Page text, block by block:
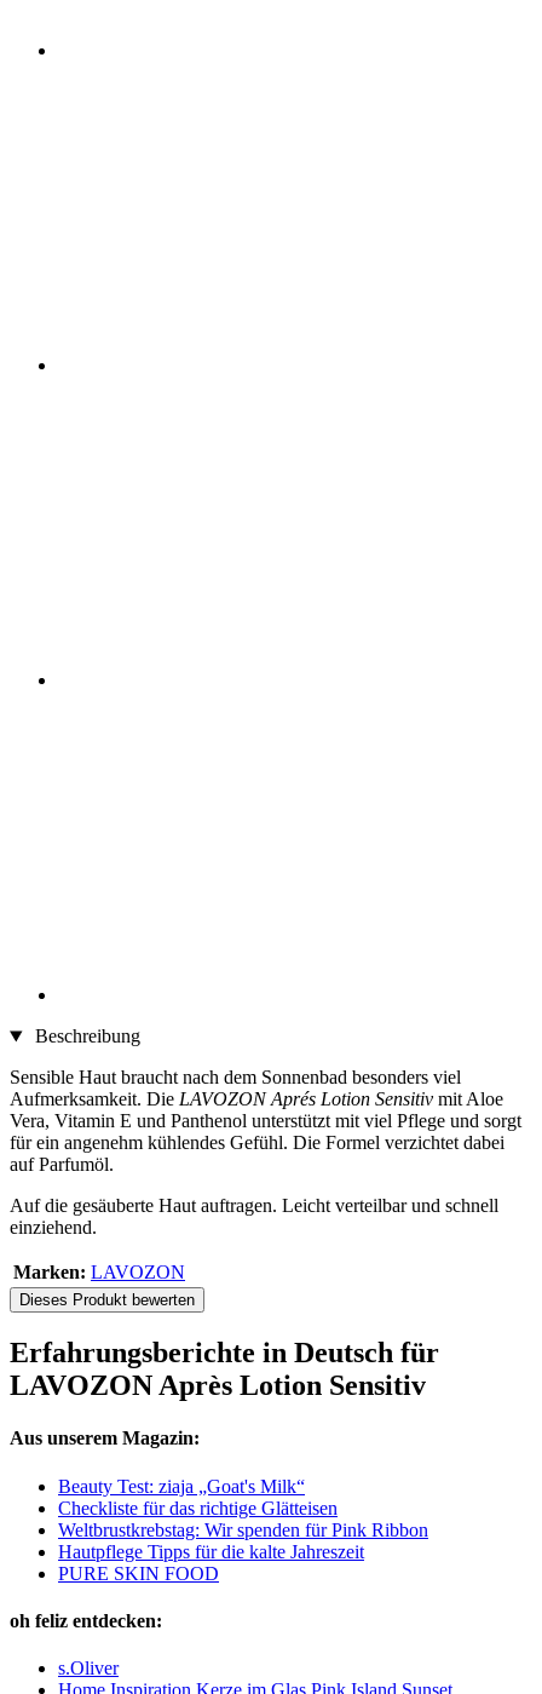
Beschreibung
Sensible Haut braucht nach dem Sonnenbad besonders viel
Aufmerksamkeit. Die LAVOZON Aprés Lotion Sensitiv mit Aloe
Vera, Vitamin E und Panthenol unterstützt mit viel Pflege und sorgt
für ein angenehm kühlendes Gefühl. Die Formel verzichtet dabei
auf Parfumöl.
Auf die gesäuberte Haut auftragen. Leicht verteilbar und schnell
einziehend.
Marken: LAVOZON
Dieses Produkt bewerten
Erfahrungsberichte in Deutsch für
LAVOZON Après Lotion Sensitiv
Aus unserem Magazin:
Beauty Test: ziaja „Goat's Milk“
Checkliste für das richtige Glätteisen
Weltbrustkrebstag: Wir spenden für Pink Ribbon
Hautpflege Tipps für die kalte Jahreszeit
PURE SKIN FOOD
oh feliz entdecken:
s.Oliver